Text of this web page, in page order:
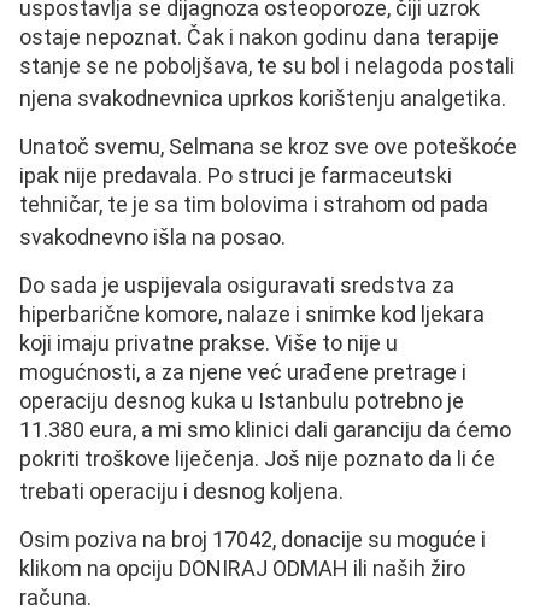
uspostavlja se dijagnoza osteoporoze, čiji uzrok
ostaje nepoznat. Čak i nakon godinu dana terapije
stanje se ne poboljšava, te su bol i nelagoda postali
njena svakodnevnica uprkos korištenju analgetika.
Unatoč svemu, Selmana se kroz sve ove poteškoće
ipak nije predavala. Po struci je farmaceutski
tehničar, te je sa tim bolovima i strahom od pada
svakodnevno išla na posao.
Do sada je uspijevala osiguravati sredstva za
hiperbarične komore, nalaze i snimke kod ljekara
koji imaju privatne prakse. Više to nije u
mogućnosti, a za njene već urađene pretrage i
operaciju desnog kuka u Istanbulu potrebno je
11.380 eura, a mi smo klinici dali garanciju da ćemo
pokriti troškove liječenja. Još nije poznato da li će
trebati operaciju i desnog koljena.
Osim poziva na broj 17042, donacije su moguće i
klikom na opciju DONIRAJ ODMAH ili naših žiro
računa.